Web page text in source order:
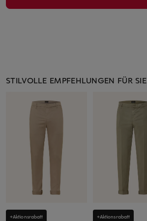
STILVOLLE EMPFEHLUNGEN FÜR SIE
+Aktionsrabatt +Aktionsrabatt